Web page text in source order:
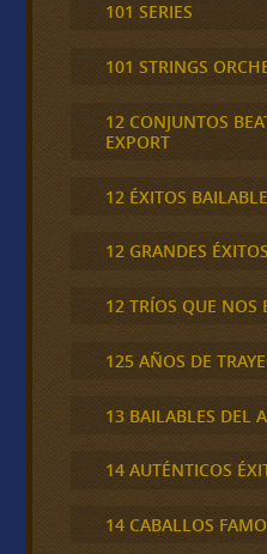
101 SERIES
101 STRINGS
12 CONJUNTOS
EXPORT
12 ÉXITOS
12 GRANDES ÉXITOS
12 TRÍOS QUE NOS
125 AÑOS DE
13 BAILABLES DEL
14 AUTÉNTICOS
14 CABALLOS